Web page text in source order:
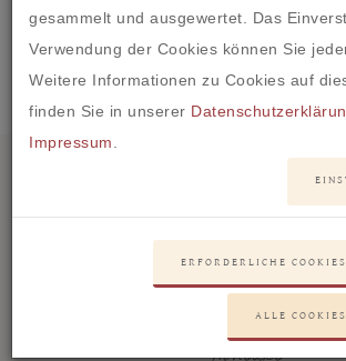
Oops, an error occurred! Code:
Anschrift
Der Brautladen
gesammelt und ausgewertet. Das
Verwendung der Cookies können Sie
Weitere Informationen zu Cookies auf
finden Sie in unserer
Impressum
ERFORDERLICHE
ALLE